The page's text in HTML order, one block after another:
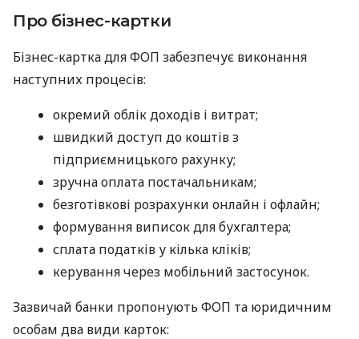
Про бізнес-картки
Бізнес-картка для ФОП забезпечує виконання
наступних процесів:
окремий облік доходів і витрат;
швидкий доступ до коштів з
підприємницького рахунку;
зручна оплата постачальникам;
безготівкові розрахунки онлайн і офлайн;
формування виписок для бухгалтера;
сплата податків у кілька кліків;
керування через мобільний застосунок.
Зазвичай банки пропонують ФОП та юридичним
особам два види карток: